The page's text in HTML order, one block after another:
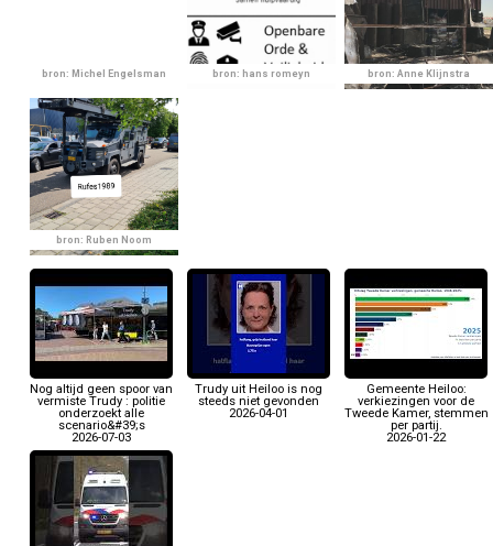
bron: Michel Engelsman bron: hans romeyn bron: Anne Klijnstra
bron: Ruben Noom
Nog altijd geen spoor van
vermiste Trudy : politie
onderzoekt alle
scenario&#39;s
2026-07-03
Trudy uit Heiloo is nog
steeds niet gevonden
2026-04-01
Gemeente Heiloo:
verkiezingen voor de
Tweede Kamer, stemmen
per partij.
2026-01-22